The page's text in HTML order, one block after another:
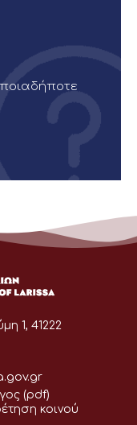
1, 41222
(pdf)
κοινού